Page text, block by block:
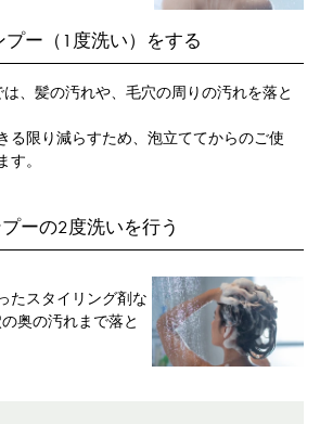
プー（1度洗い）をする
、髪の汚れや、毛穴の周りの汚れを落と
る限り減らすため、泡立ててからのご使
。
ーの2度洗いを行う
たスタイリング剤な
奥の汚れまで落と